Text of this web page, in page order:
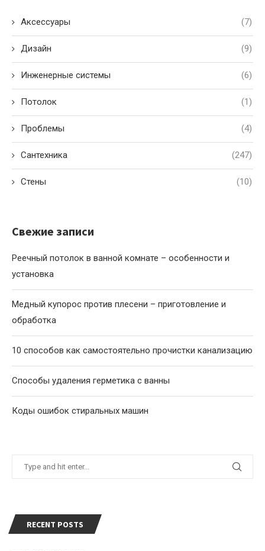
Аксессуары (7)
Дизайн (9)
Инженерные системы (6)
Потолок (1)
Проблемы (4)
Сантехника (247)
Стены (10)
Свежие записи
Реечный потолок в ванной комнате – особенности и
установка
Медный купорос против плесени – приготовление и
обработка
10 способов как самостоятельно прочистки канализацию
Способы удаления герметика с ванны
Коды ошибок стиральных машин
RECENT POSTS